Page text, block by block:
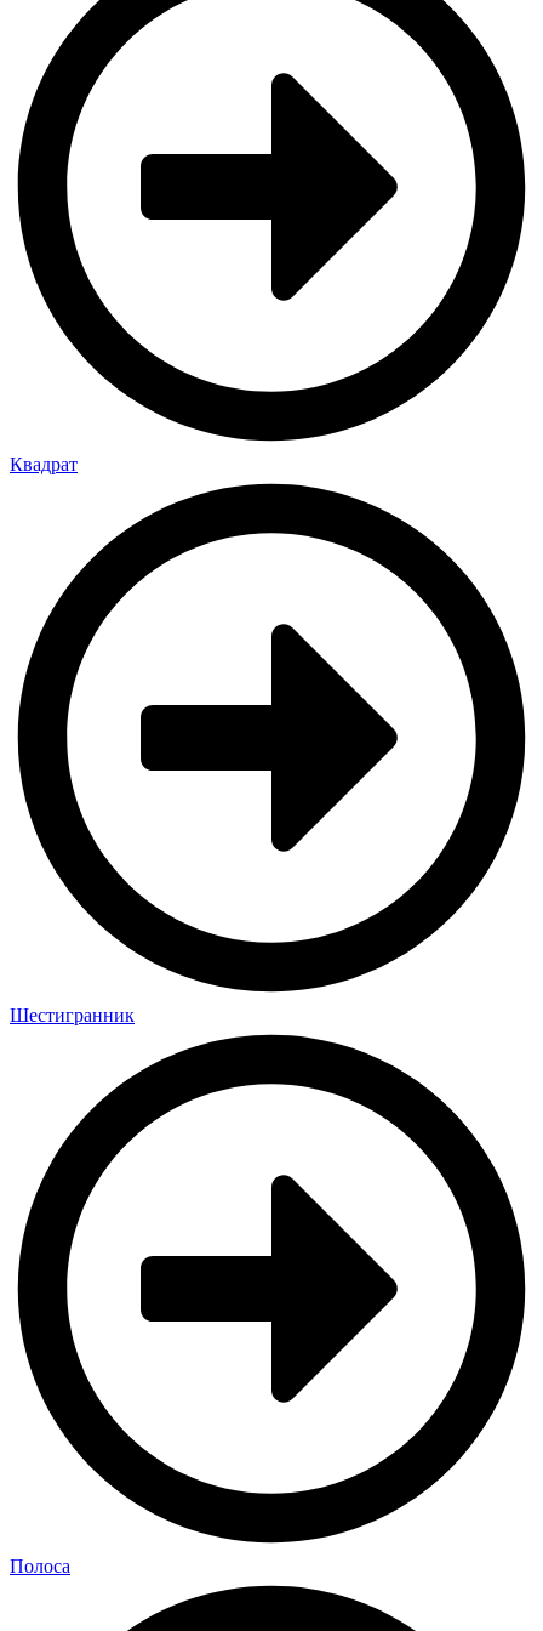
Квадрат
Шестигранник
Полоса